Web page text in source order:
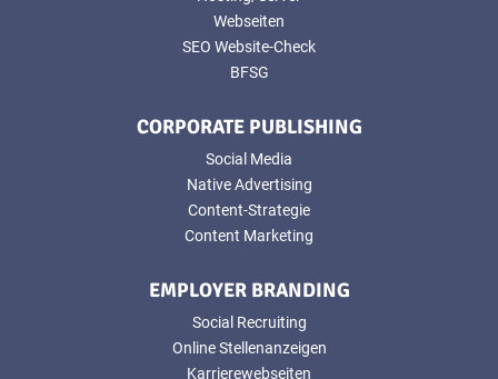
Webseiten
SEO Website-Check
BFSG
CORPORATE PUBLISHING
Social Media
Native Advertising
Content-Strategie
Content Marketing
EMPLOYER BRANDING
Social Recruiting
Online Stellenanzeigen
Karrierewebseiten